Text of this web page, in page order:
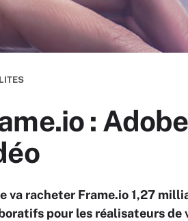
:
va racheter Frame.io 1,27
pour les réalisateurs de